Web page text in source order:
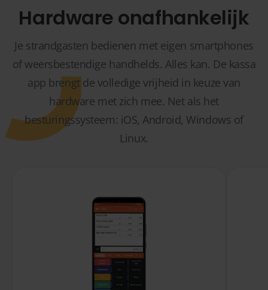
Hardware onafhankelijk
Je strandgasten bedienen met eigen smartphones
of weersbestendige handhelds. Alles kan. De kassa
app brengt de volledige vrijheid in keuze van
hardware met zich mee. Net als het
besturingssysteem: iOS, Android, Windows of
Linux.